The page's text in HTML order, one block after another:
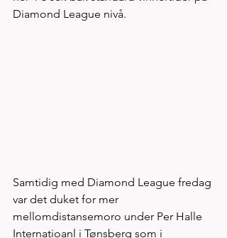
Diamond League nivå.
Samtidig med Diamond League fredag
var det duket for mer
mellomdistansemoro under Per Halle
Internatioanl i Tønsberg som i